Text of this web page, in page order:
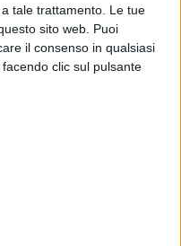
tale trattamento. Le tue
sito web. Puoi
il consenso in qualsiasi
clic sul pulsante
A quel telegramma
tornerò alla carica. Noi
abbiamo un grande
ad usarlo per evitare di